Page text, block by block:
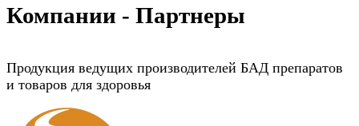
Компании - Партнеры
Продукция ведущих производителей БАД препаратов
и товаров для здоровья